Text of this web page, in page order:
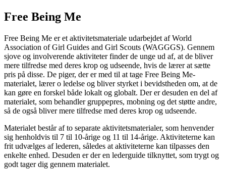
Free Being Me
Free Being Me er et aktivitetsmateriale udarbejdet af World
Association of Girl Guides and Girl Scouts (WAGGGS). Gennem
sjove og involverende aktiviteter finder de unge ud af, at de bliver
mere tilfredse med deres krop og udseende, hvis de lærer at sætte
pris på disse. De piger, der er med til at tage Free Being Me-
materialet, lærer o ledelse og bliver styrket i bevidstheden om, at de
kan gøre en forskel både lokalt og globalt. Der er desuden en del af
materialet, som behandler gruppepres, mobning og det støtte andre,
så de også bliver mere tilfredse med deres krop og udseende.
Materialet består af to separate aktivitetsmaterialer, som henvender
sig henholdvis til 7 til 10-årige og 11 til 14-årige. Aktiviteterne kan
frit udvælges af lederen, således at aktiviteterne kan tilpasses den
enkelte enhed. Desuden er der en lederguide tilknyttet, som trygt og
godt tager dig gennem materialet.